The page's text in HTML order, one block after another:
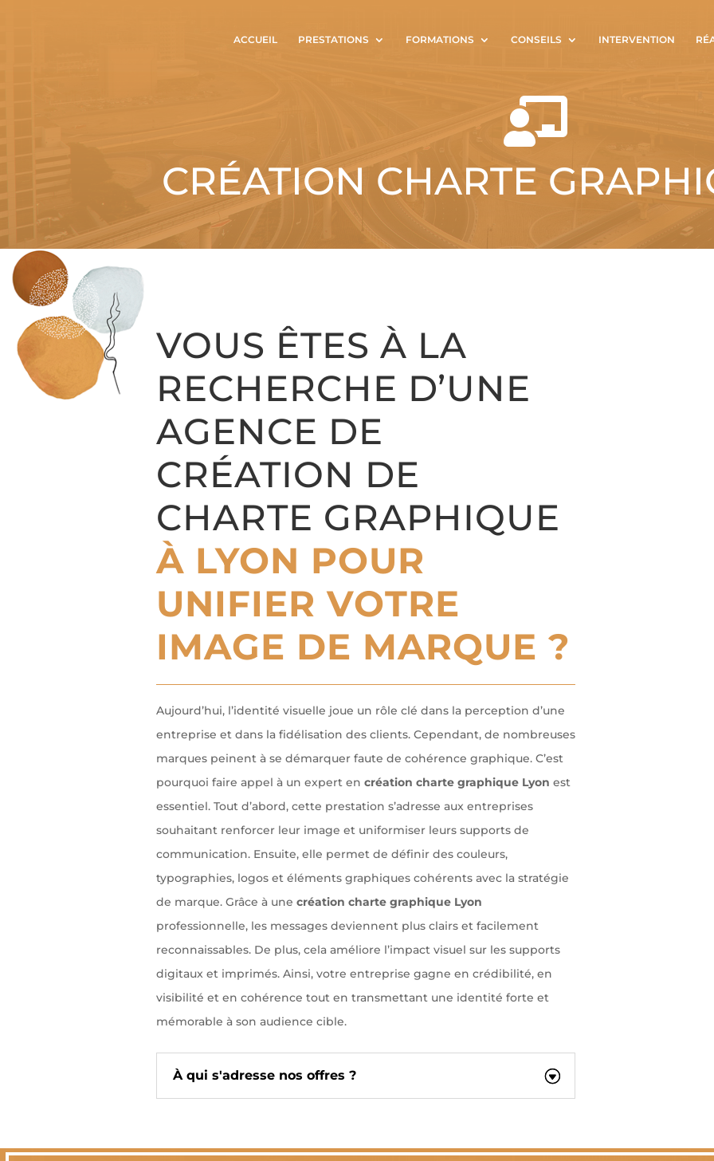
ACCUEIL PRESTATIONS FORMATIONS CONSEILS INTERVENTION

CRÉATION CHARTE
VOUS ÊTES À LA
RECHERCHE D’UNE
AGENCE DE
CRÉATION DE
CHARTE GRAPHIQUE
À LYON POUR
UNIFIER VOTRE
IMAGE DE MARQUE ?
Aujourd’hui, l’identité visuelle joue un rôle clé dans la perception d’une
entreprise et dans la fidélisation des clients. Cependant, de nombreuses
marques peinent à se démarquer faute de cohérence graphique. C’est
pourquoi faire appel à un expert en création charte graphique Lyon est
essentiel. Tout d’abord, cette prestation s’adresse aux entreprises
souhaitant renforcer leur image et uniformiser leurs supports de
communication. Ensuite, elle permet de définir des couleurs,
typographies, logos et éléments graphiques cohérents avec la stratégie
de marque. Grâce à une création charte graphique Lyon
professionnelle, les messages deviennent plus clairs et facilement
reconnaissables. De plus, cela améliore l’impact visuel sur les supports
digitaux et imprimés. Ainsi, votre entreprise gagne en crédibilité, en
visibilité et en cohérence tout en transmettant une identité forte et
mémorable à son audience cible.
À qui s'adresse nos offres ?